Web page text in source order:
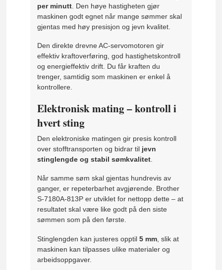
per minutt . Den høye hastigheten gjør
maskinen godt egnet når mange sømmer skal
gjentas med høy presisjon og jevn kvalitet.
Den direkte drevne AC-servomotoren gir
effektiv kraftoverføring, god hastighetskontroll
og energieffektiv drift. Du får kraften du
trenger, samtidig som maskinen er enkel å
kontrollere.
Elektronisk mating – kontroll i
hvert sting
Den elektroniske matingen gir presis kontroll
over stofftransporten og bidrar til jevn
stinglengde og stabil sømkvalitet
Når samme søm skal gjentas hundrevis av
ganger, er repeterbarhet avgjørende. Brother
S-7180A-813P er utviklet for nettopp dette – at
resultatet skal være like godt på den siste
sømmen som på den første.
Stinglengden kan justeres opptil5 mm , slik at
maskinen kan tilpasses ulike materialer og
arbeidsoppgaver.